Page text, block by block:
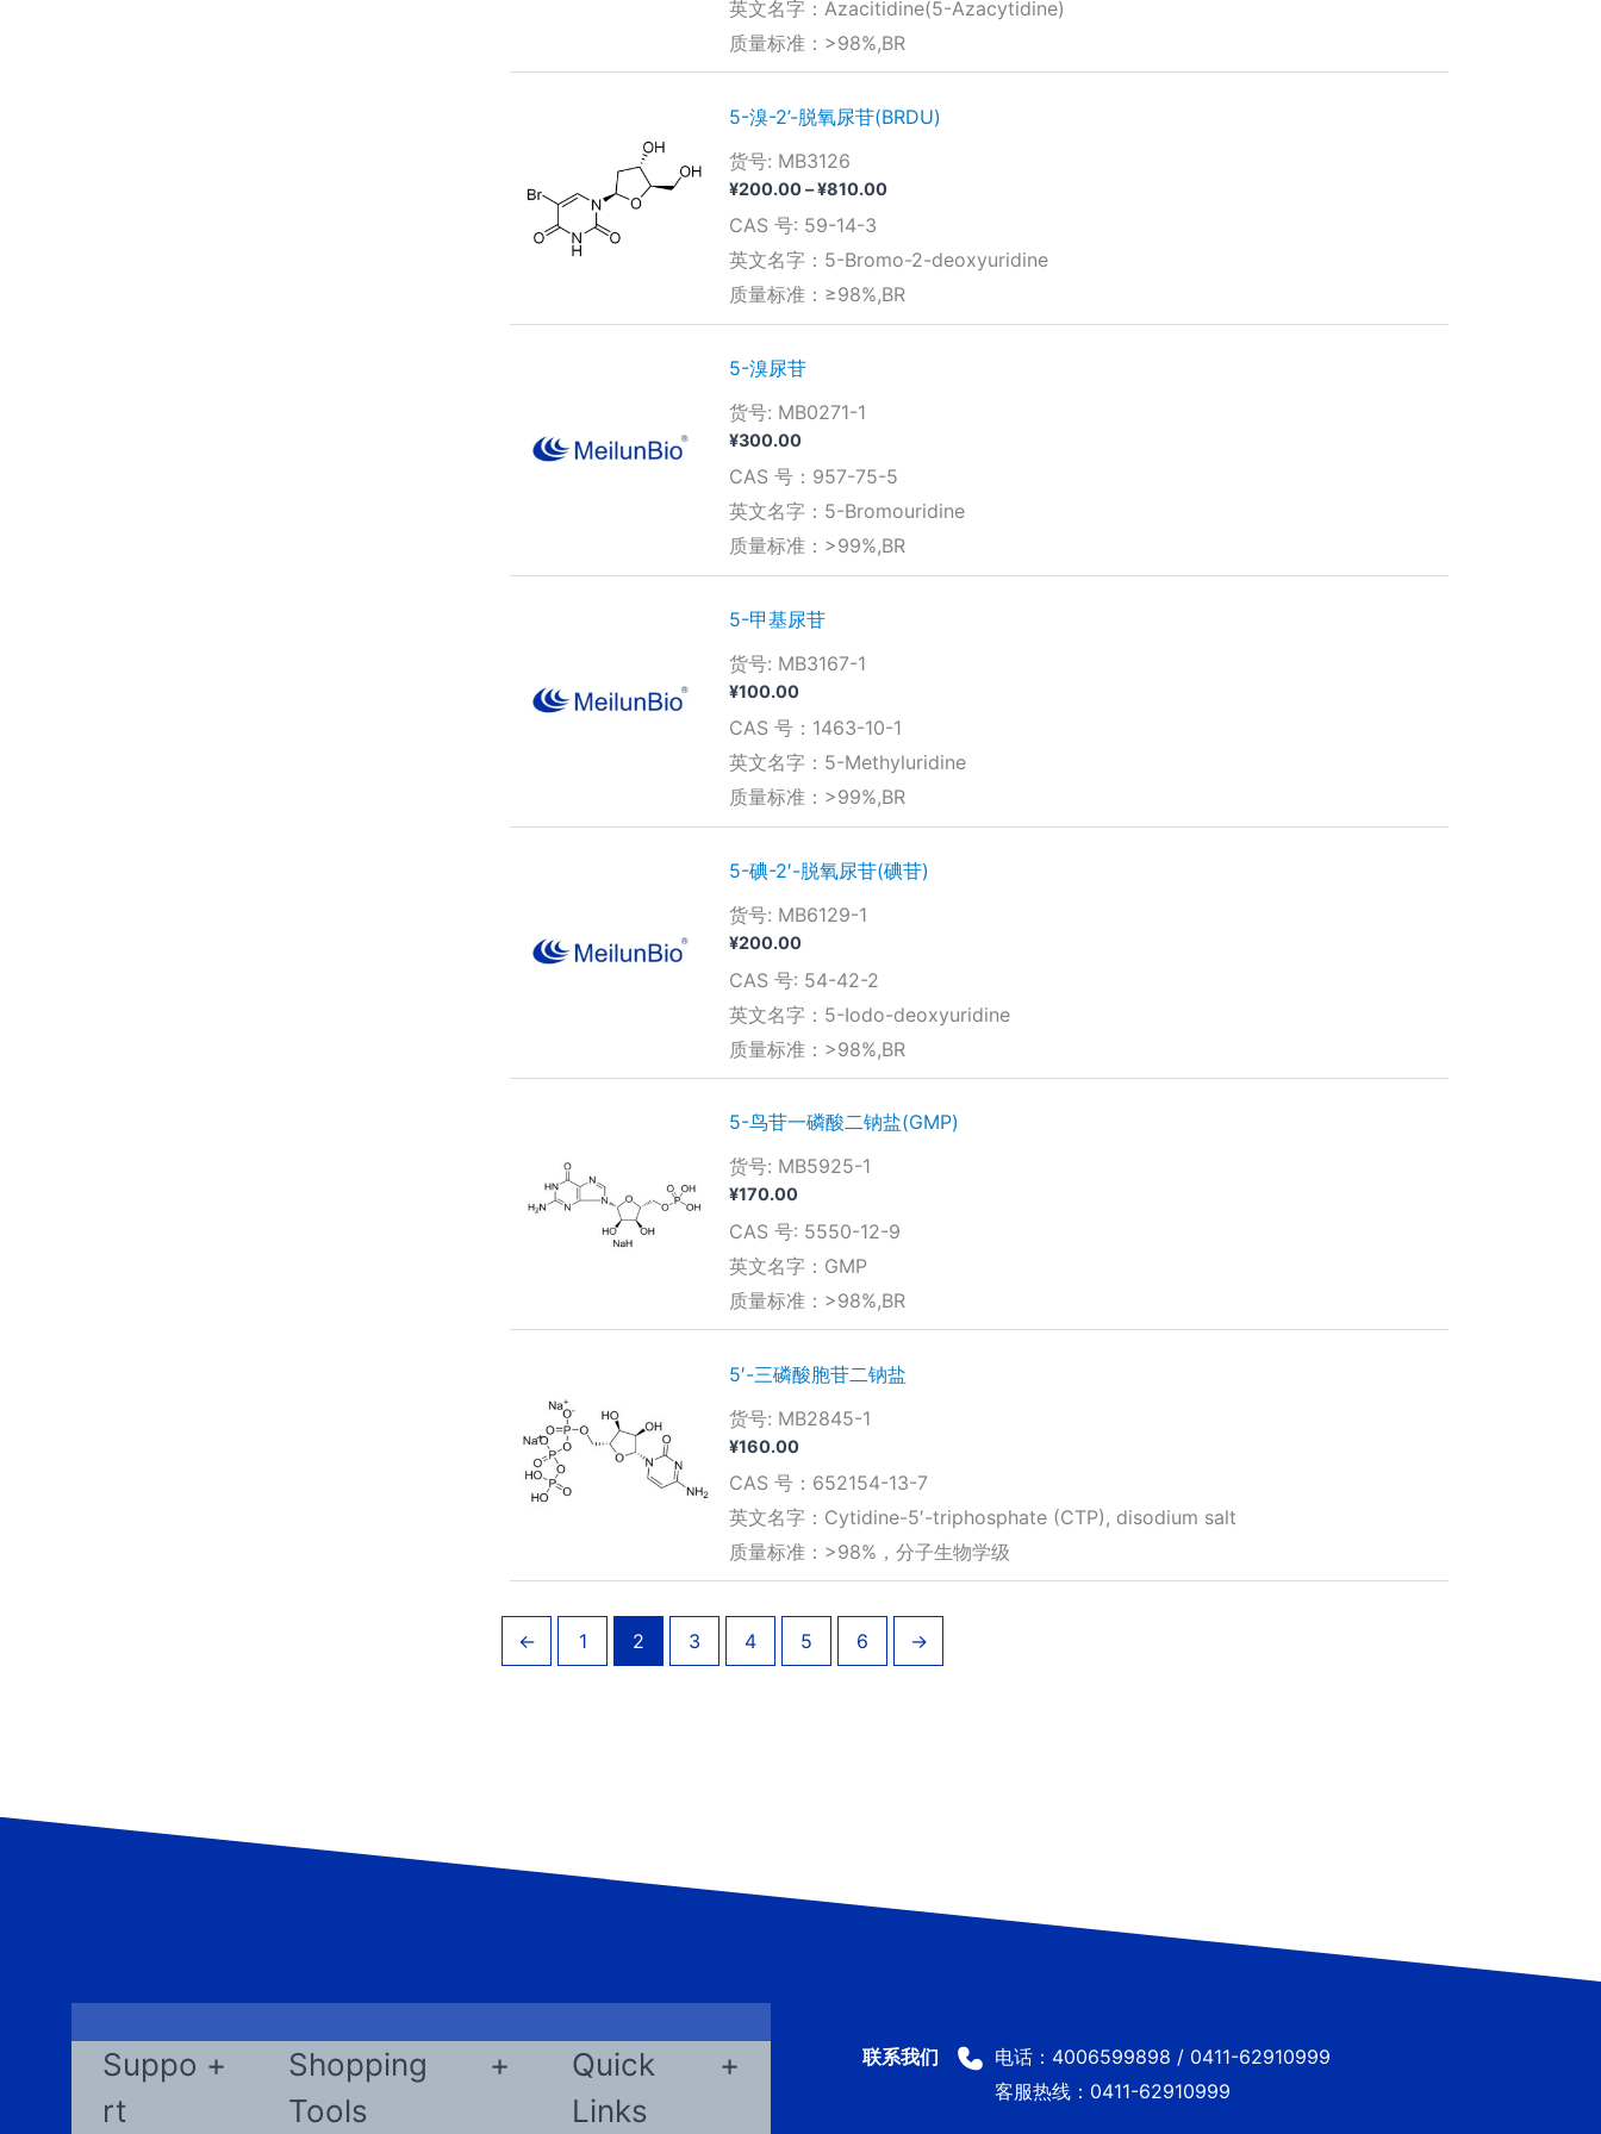
¥140.00
至
英文名字：Azacitidine(5-Azacytidine)
质量标准：>98%,BR
5-溴-2’-脱氧尿苷(BRDU)
货号: MB3126
¥200.00–¥810.00价
围：
¥200.00
至
CAS 号: 59-14-3
英文名字：5-Bromo-2-deoxyuridine
质量标准：≥98%,BR
5-溴尿苷
货号: MB0271-1
¥300.00
CAS 号：957-75-5
英文名字：5-Bromouridine
质量标准：>99%,BR
5-甲基尿苷
货号: MB3167-1
¥100.00
CAS 号：1463-10-1
英文名字：5-Methyluridine
质量标准：>99%,BR
5-碘-2′-脱氧尿苷(碘苷)
货号: MB6129-1
¥200.00
CAS 号: 54-42-2
英文名字：5-Iodo-deoxyuridine
质量标准：>98%,BR
5-鸟苷一磷酸二钠盐(GMP)
货号: MB5925-1
¥170.00
CAS 号: 5550-12-9
英文名字：GMP
质量标准：>98%,BR
5′-三磷酸胞苷二钠盐
货号: MB2845-1
¥160.00
CAS 号：652154-13-7
英文名字：Cytidine-5′-triphosphate (CTP), disodium salt
质量标准：>98%，分子生物学级
← 1 2 3 4 5 6 →
Suppo
rt
Shopping
Tools
Quick
Links
电话：4006599898 / 0411-62910999
客服热线：0411-62910999